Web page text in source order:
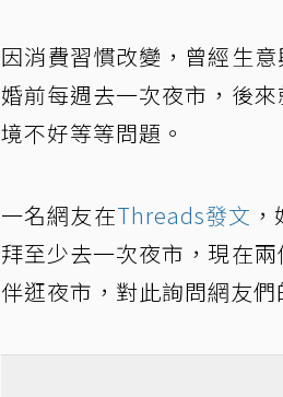
因消費習慣改變，曾經生
婚前每週去一次夜市，後
境不好等等問題。
一名網友在Threads發文
拜至少去一次夜市，現在
伴逛夜市，對此詢問網友們